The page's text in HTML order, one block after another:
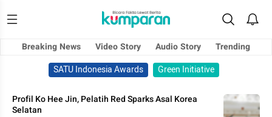
Breaking News Video Story Audio Story
Trending
SATU Indonesia Awards
Green Initiative
Profil Ko Hee Jin, Pelatih Red Sparks Asal Korea
Selatan